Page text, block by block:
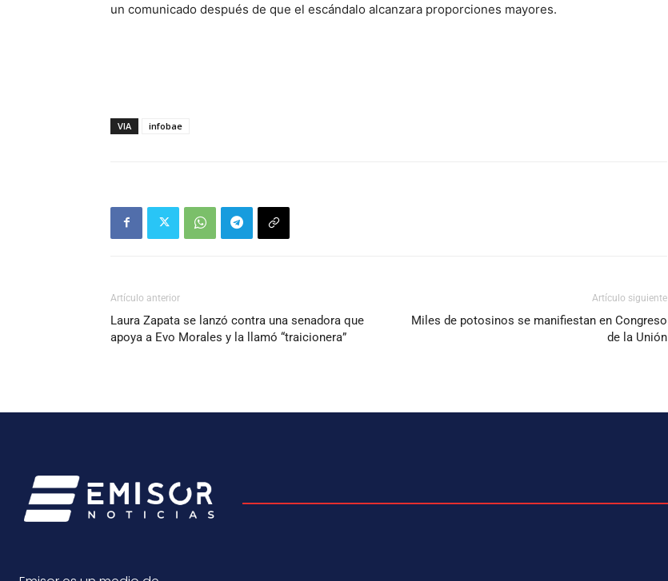
un comunicado después de que el escándalo alcanzara proporciones mayores.
VIA infobae
Artículo anterior
Laura Zapata se lanzó contra una senadora que
apoya a Evo Morales y la llamó “traicionera”
Artículo siguiente
Miles de potosinos se manifiestan en Congreso
de la Unión